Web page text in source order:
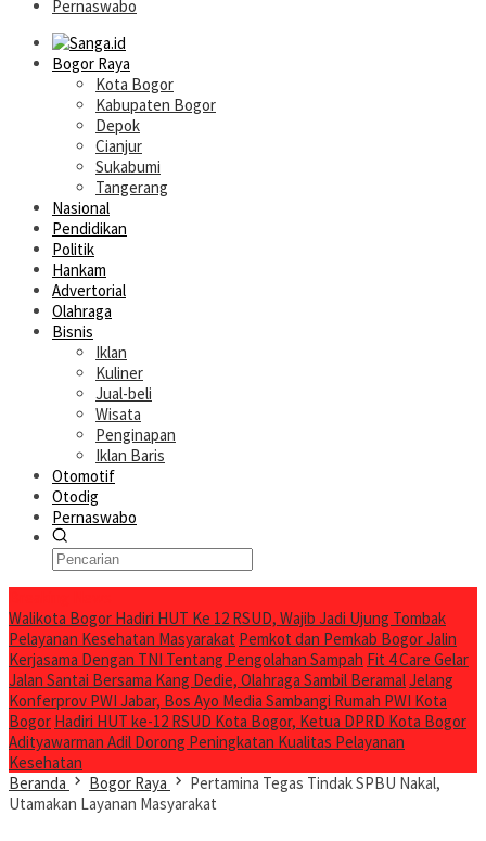
Pernaswabo
Bogor Raya
Kota Bogor
Kabupaten Bogor
Depok
Cianjur
Sukabumi
Tangerang
Nasional
Pendidikan
Politik
Hankam
Advertorial
Olahraga
Bisnis
Iklan
Kuliner
Jual-beli
Wisata
Penginapan
Iklan Baris
Otomotif
Otodig
Pernaswabo
Walikota Bogor Hadiri HUT Ke 12 RSUD, Wajib Jadi Ujung Tombak
Pelayanan Kesehatan Masyarakat Pemkot dan Pemkab Bogor Jalin
Kerjasama Dengan TNI Tentang Pengolahan Sampah Fit 4 Care Gelar
Jalan Santai Bersama Kang Dedie, Olahraga Sambil BeramalJelang
Konferprov PWI Jabar, Bos Ayo Media Sambangi Rumah PWI Kota
Bogor Hadiri HUT ke-12 RSUD Kota Bogor, Ketua DPRD Kota Bogor
Adityawarman Adil Dorong Peningkatan Kualitas Pelayanan
Kesehatan
Beranda
Bogor Raya
Pertamina Tegas Tindak SPBU Nakal,
Utamakan Layanan Masyarakat